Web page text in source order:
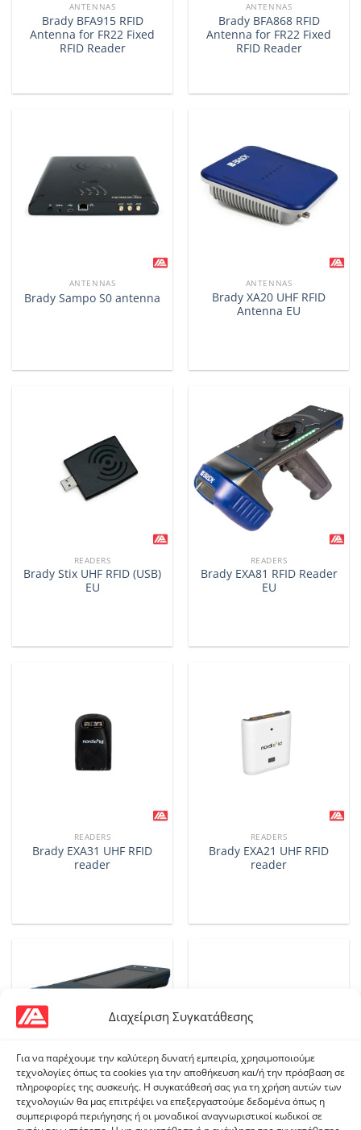
Διαχείριση Συγκατάθεσης
Για να παρέχουμε την καλύτερη δυνατή εμπειρία, χρησιμοποιούμε
τεχνολογίες όπως τα cookies για την αποθήκευση και/ή την πρόσβαση σε
πληροφορίες της συσκευής. Η συγκατάθεσή σας για τη χρήση αυτών των
τεχνολογιών θα μας επιτρέψει να επεξεργαστούμε δεδομένα όπως η
συμπεριφορά περιήγησης ή οι μοναδικοί αναγνωριστικοί κωδικοί σε
ANTENNAS
Brady BFA915 RFID
Antenna for FR22 Fixed
RFID Reader
ANTENNAS
Brady BFA868 RFID
Antenna for FR22 Fixed
RFID Reader
ANTENNAS
Brady Sampo S0 antenna
ANTENNAS
Brady XA20 UHF RFID
Antenna EU
READERS
Brady Stix UHF RFID (USB)
EU
READERS
Brady EXA81 RFID Reader
EU
READERS
Brady EXA31 UHF RFID
reader
READERS
Brady EXA21 UHF RFID
reader
BARCODE READERS READERS